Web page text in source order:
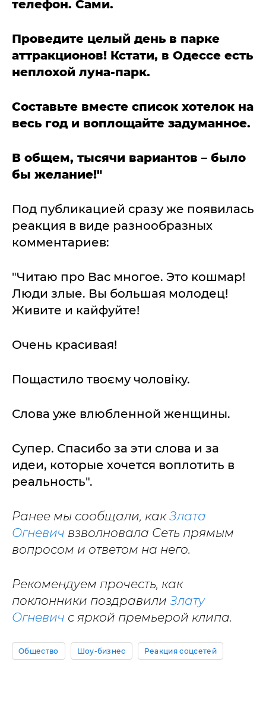
телефон. Сами.
Проведите целый день в парке
аттракционов! Кстати, в Одессе есть
неплохой луна-парк.
Составьте вместе список хотелок на
весь год и воплощайте задуманное.
В общем, тысячи вариантов – было
бы желание!"
Под публикацией сразу же появилась
реакция в виде разнообразных
комментариев:
"Читаю про Вас многое. Это кошмар!
Люди злые. Вы большая молодец!
Живите и кайфуйте!
Очень красивая!
Пощастило твоєму чоловіку.
Слова уже влюбленной женщины.
Супер. Спасибо за эти слова и за
идеи, которые хочется воплотить в
реальность".
Ранее мы сообщали, какЗлата
Огневич взволновала Сеть прямым
вопросом и ответом на него.
Рекомендуем прочесть, как
поклонники поздравили Злату
Огневич с яркой премьерой клипа.
Общество Шоу-бизнес Реакция соцсетей